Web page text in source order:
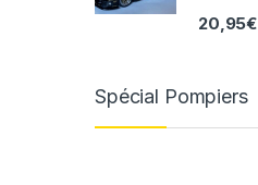
20,95€
Spécial Pompiers